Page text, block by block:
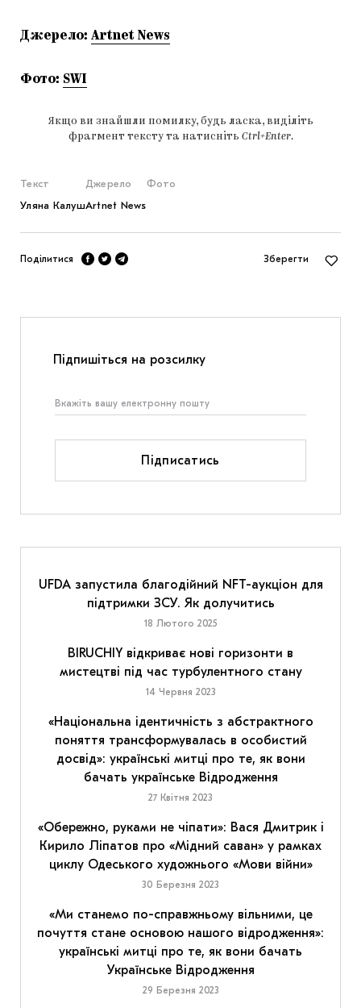
Джерело: Artnet News
Фото: SWI
Якщо ви знайшли помилку, будь ласка, виділіть
фрагмент тексту та натисніть Ctrl+Enter.
Текст
Уляна Калуш
Джерело
Artnet News
Фото
Поділитися Зберегти
Підпишіться на розсилку
Підписатись
UFDA запустила благодійний NFT-аукціон для
підтримки ЗСУ. Як долучитись
18 Лютого 2025
BIRUCHIY відкриває нові горизонти в
мистецтві під час турбулентного стану
14 Червня 2023
«Національна ідентичність з абстрактного
поняття трансформувалась в особистий
досвід»: українські митці про те, як вони
бачать українське Відродження
27 Квітня 2023
«Обережно, руками не чіпати»: Вася Дмитрик і
Кирило Ліпатов про «Мідний саван» у рамках
циклу Одеського художнього «Мови війни»
30 Березня 2023
«Ми станемо по-справжньому вільними, це
почуття стане основою нашого відродження»:
українські митці про те, як вони бачать
Українське Відродження
29 Березня 2023